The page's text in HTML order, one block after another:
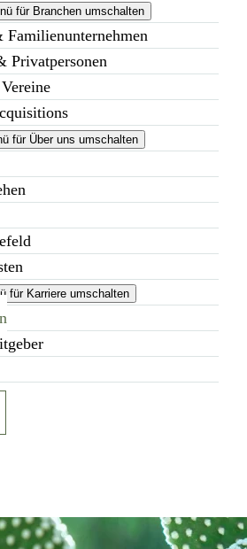
für Branchen umschalten
Privatpersonen
für Über uns umschalten
für Karriere umschalten